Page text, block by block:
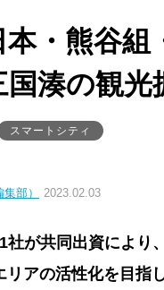
・熊谷組
国湊の観光
スマートシティ
部） 2023.02.03
社が共同出資により
リアの活性化を目指